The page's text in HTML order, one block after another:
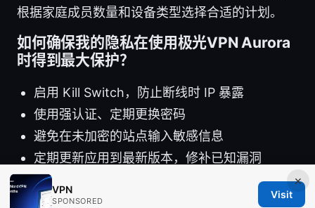
根据家庭成员数量和设备类型选择合适的计划。
如何确保我的隐私在使用极光VPN Aurora
时得到最大保护？
启用 Kill Switch，防止断线时 IP 暴露
使用强认证、定期更换密码
避免在未加密的站点输入敏感信息
定期更新应用到最新版本，修补已知漏洞
×
VPN
SPONSORED
Visit